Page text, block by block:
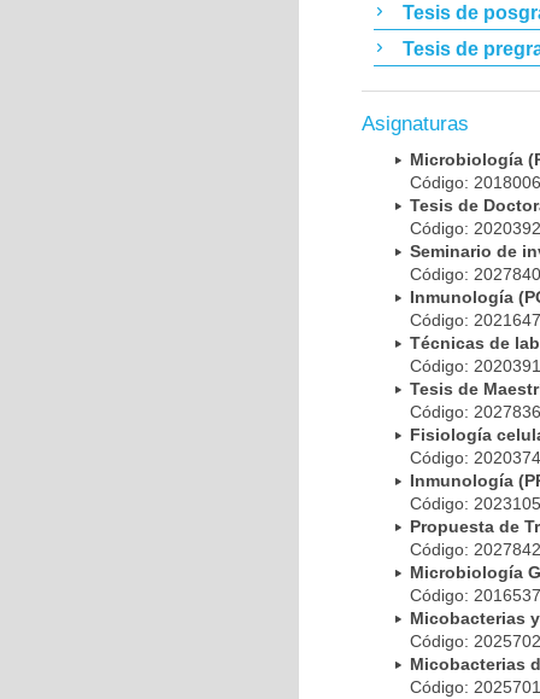
Tesis de
Tesis de
Asignaturas
Microbiología
Código:
Tesis de
Código:
Seminario de
Código:
Inmunología
Código:
Técnicas de
Código:
Tesis de
Código:
Fisiología
Código:
Inmunología
Código:
Propuesta de
Código:
Microbiología
Código:
Micobacterias
Código:
Micobacterias
Código: